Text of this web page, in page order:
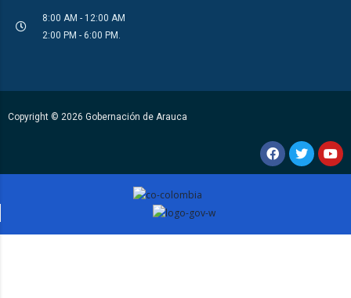
8:00 AM - 12:00 AM
2:00 PM - 6:00 PM.
Copyright © 2026 Gobernación de Arauca